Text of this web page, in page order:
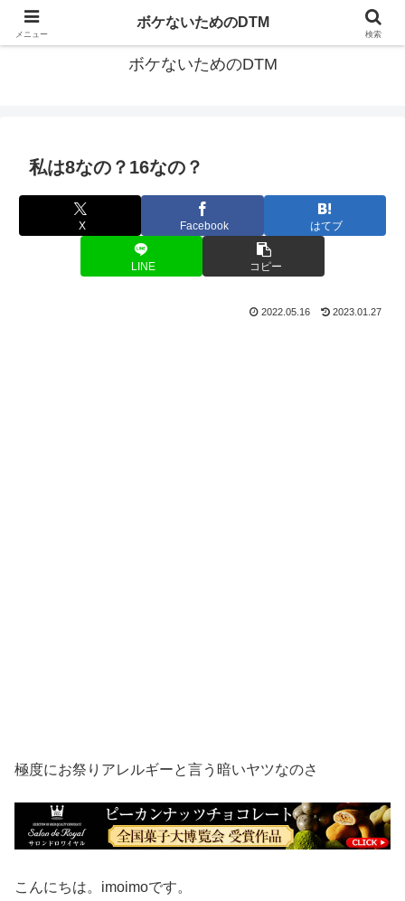
ゆる～く続ける音楽制作のあれこれや昔ばなし
ボケないためのDTM
私は8なの？16なの？
X Facebook はてブ
LINE コピー
2022.05.16 2023.01.27
極度にお祭りアレルギーと言う暗いヤツなのさ
こんにちは。imoimoです。
メニュー
ボケないためのDTM
検索